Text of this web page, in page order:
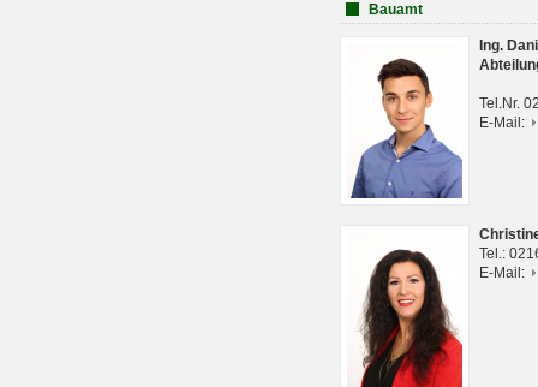
Bauamt
Ing.
Tel.Nr.
E-Mail:
Tel.:
E-Mail: